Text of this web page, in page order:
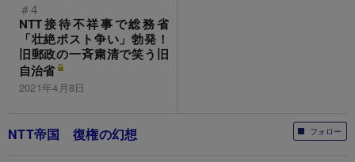
＃4
NTT接待不祥事で総務省
「壮絶ポスト争い」勃発！
旧郵政の一斉粛清で笑う旧
自治省
2021年4月8日
フォロー
NTT帝国 復権の幻想